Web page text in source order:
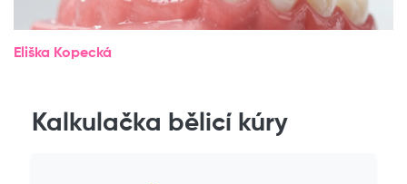
Eliška Kopecká
Kalkulačka bělicí kúry